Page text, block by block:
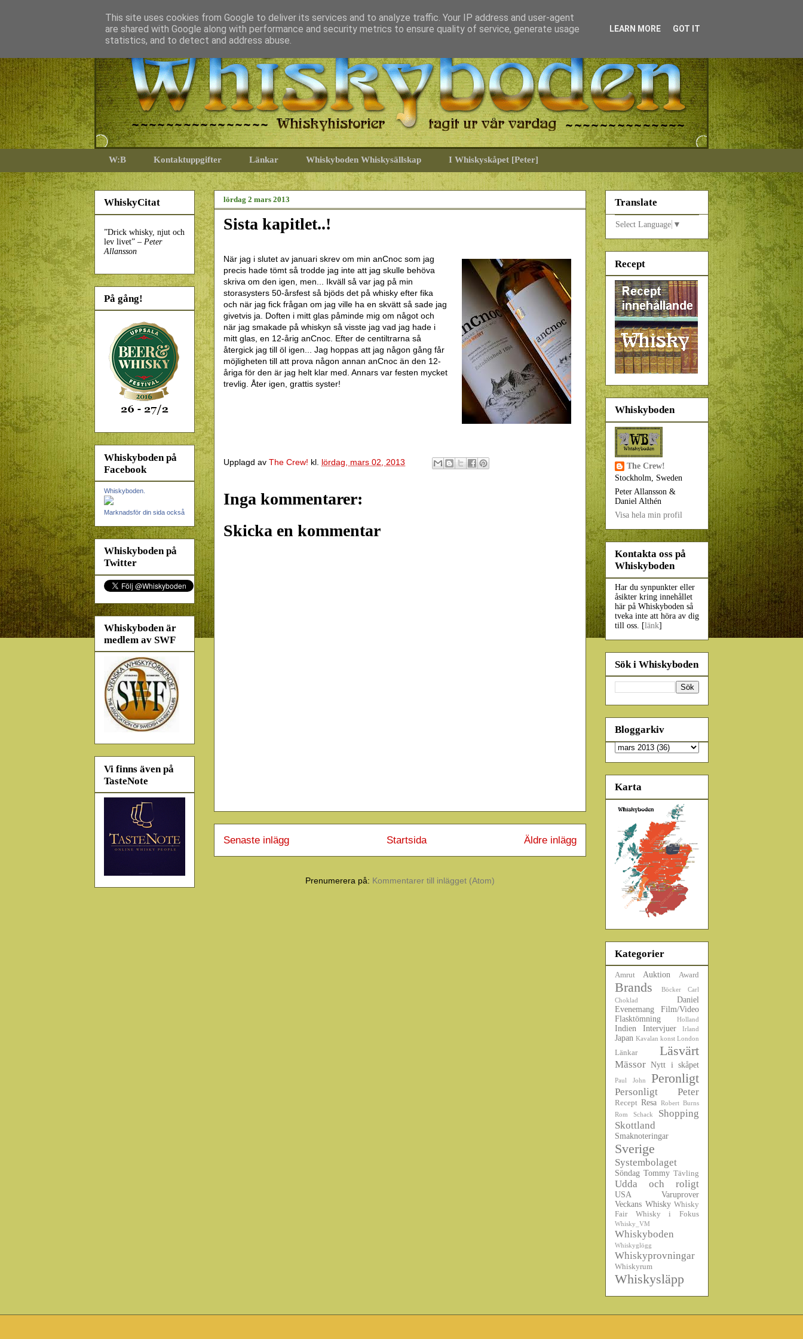
W:B Kontaktuppgifter Länkar Whiskyboden Whiskysällskap I Whiskyskåpet [Peter]
lördag 2 mars 2013
Sista kapitlet..!
När jag i slutet av januari skrev om min anCnoc som jag
precis hade tömt så trodde jag inte att jag skulle behöva
skriva om den igen, men... Ikväll så var jag på min
storasysters 50-årsfest så bjöds det på whisky efter fika
och när jag fick frågan om jag ville ha en skvätt så sade jag
givetvis ja. Doften i mitt glas påminde mig om något och
när jag smakade på whiskyn så visste jag vad jag hade i
mitt glas, en 12-årig anCnoc. Efter de centiltrarna så
återgick jag till öl igen... Jag hoppas att jag någon gång får
möjligheten till att prova någon annan anCnoc än den 12-
åriga för den är jag helt klar med. Annars var festen mycket
trevlig. Åter igen, grattis syster!
Upplagd av The Crew! kl. lördag, mars 02, 2013
Inga kommentarer:
Skicka en kommentar
Senaste inlägg Äldre inlägg
Startsida
Prenumerera på: Kommentarer till inlägget (Atom)
WhiskyCitat
”Drick whisky, njut och
lev livet” – Peter
Allansson
På gång!
Whiskyboden på
Facebook
Whiskyboden.
Marknadsför din sida också
Whiskyboden på
Twitter
Whiskyboden är
medlem av SWF
Vi finns även på
TasteNote
Translate
Select Language ▼
Recept
Whiskyboden
The Crew!
Stockholm, Sweden
Peter Allansson &
Daniel Althén
Visa hela min profil
Kontakta oss på
Whiskyboden
Har du synpunkter eller
åsikter kring innehållet
här på Whiskyboden så
tveka inte att höra av dig
till oss. [länk]
Sök i Whiskyboden
Bloggarkiv
Karta
Kategorier
Amrut Auktion Award
Brands Böcker
Carl
Choklad
Daniel
Evenemang
Film/Video
Flasktömning
Holland
Indien Intervjuer Irland
Japan Kavalan konst London
Länkar Läsvärt
Mässor Nytt i skåpet
Paul John Peronligt
Personligt Peter
Recept Resa Robert Burns
Rom
Schack
Shopping
Skottland
Smaknoteringar
Sverige
Systembolaget
Söndag Tommy Tävling
Udda och roligt
USA
Varuprover
Veckans Whisky Whisky
Fair
Whisky i Fokus
Whisky_VM
Whiskyboden
Whiskyglögg
Whiskyprovningar
Whiskyrum
Whiskysläpp
This site uses cookies from Google to deliver its services and to analyze traffic. Your IP address and user-agent
are shared with Google along with performance and security metrics to ensure quality of service, generate usage
statistics, and to detect and address abuse.
LEARN MORE GOT IT